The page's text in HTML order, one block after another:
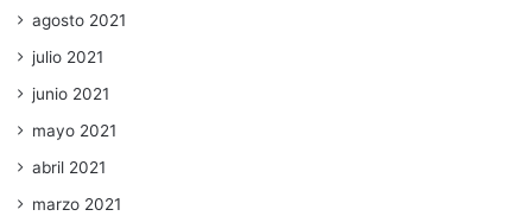
agosto 2021
julio 2021
junio 2021
mayo 2021
abril 2021
marzo 2021